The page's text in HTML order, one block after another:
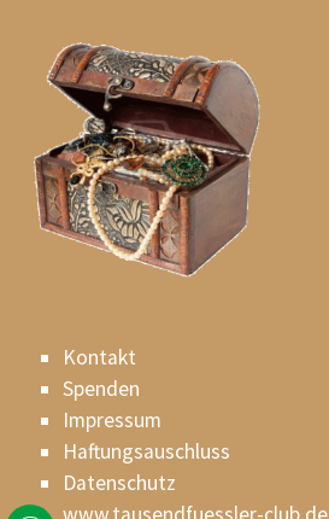
Kontakt
Spenden
Impressum
Haftungsauschluss
Datenschutz